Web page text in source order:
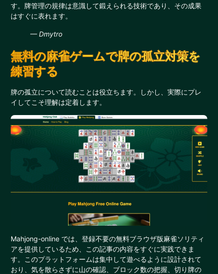
す。牌管理の規律は意識して鍛えられる技術であり、その成果
はすぐに表れます。
— Dmytro
無料の麻雀ゲームで牌の孤立対策を
練習する
牌の孤立について読むことは役立ちます。しかし、実際にプレ
イしてこそ理解は定着します。
Mahjong-online では、登録不要の無料ブラウザ版麻雀ソリティ
アを提供しているため、この記事の内容をすぐに実践できま
す。このプラットフォームは集中して遊べるように設計されて
おり、気を散らさずに山の確認、ブロック数の把握、切り牌の